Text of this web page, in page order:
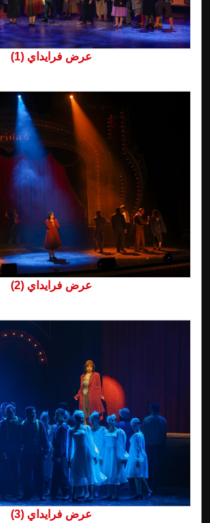
عرض فرايداي (1)
عرض فرايداي (2)
عرض فرايداي (3)